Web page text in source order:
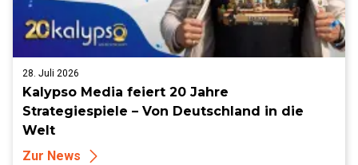
28. Juli 2026
Kalypso Media feiert 20 Jahre
Strategiespiele – Von Deutschland in die
Welt
Zur News